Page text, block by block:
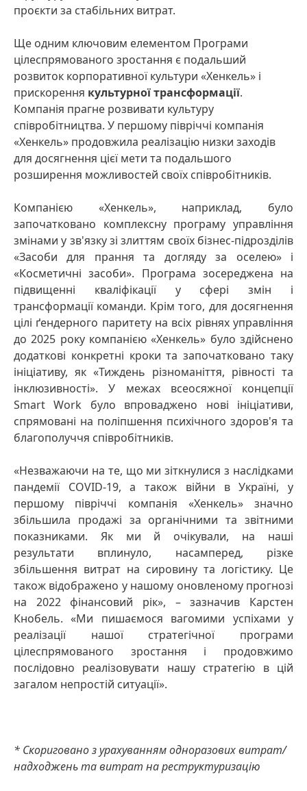
проєкти за стабільних витрат.
Ще одним ключовим елементом Програми
цілеспрямованого зростання є подальший
розвиток корпоративної культури «Хенкель» і
прискорення культурної трансформації.
Компанія прагне розвивати культуру
співробітництва. У першому півріччі компанія
«Хенкель» продовжила реалізацію низки заходів
для досягнення цієї мети та подальшого
розширення можливостей своїх співробітників.
Компанією «Хенкель», наприклад, було
започатковано комплексну програму управління
змінами у зв'язку зі злиттям своїх бізнес-підрозділів
«Засоби для прання та догляду за оселею» і
«Косметичні засоби». Програма зосереджена на
підвищенні кваліфікації у сфері змін і
трансформації команди. Крім того, для досягнення
цілі ґендерного паритету на всіх рівнях управління
до 2025 року компанією «Хенкель» було здійснено
додаткові конкретні кроки та започатковано таку
ініціативу, як «Тиждень різноманіття, рівності та
інклюзивності». У межах всеосяжної концепції
Smart Work було впроваджено нові ініціативи,
спрямовані на поліпшення психічного здоров'я та
благополуччя співробітників.
«Незважаючи на те, що ми зіткнулися з наслідками
пандемії COVID-19, а також війни в Україні, у
першому півріччі компанія «Хенкель» значно
збільшила продажі за органічними та звітними
показниками. Як ми й очікували, на наші
результати вплинуло, насамперед, різке
збільшення витрат на сировину та логістику. Це
також відображено у нашому оновленому прогнозі
на 2022 фінансовий рік», – зазначив Карстен
Кнобель. «Ми пишаємося вагомими успіхами у
реалізації нашої стратегічної програми
цілеспрямованого зростання і продовжимо
послідовно реалізовувати нашу стратегію в цій
загалом непростій ситуації».
* Скориговано з урахуванням одноразових витрат/
надходжень та витрат на реструктуризацію